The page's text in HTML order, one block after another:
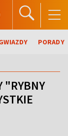
PORADY
"RYBNY